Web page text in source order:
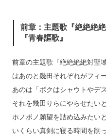
前章：主題歌『絶絶絶
『青春謳歌』
前章の主題歌『絶絶絶絶対聖
はあのと幾田それぞれがフィ
あのは「ボクはシャウトやデ
それを幾田りらにやらせたい
ホノボノ願望を詰め込みたい
いくらい真剣に寝る時間を削